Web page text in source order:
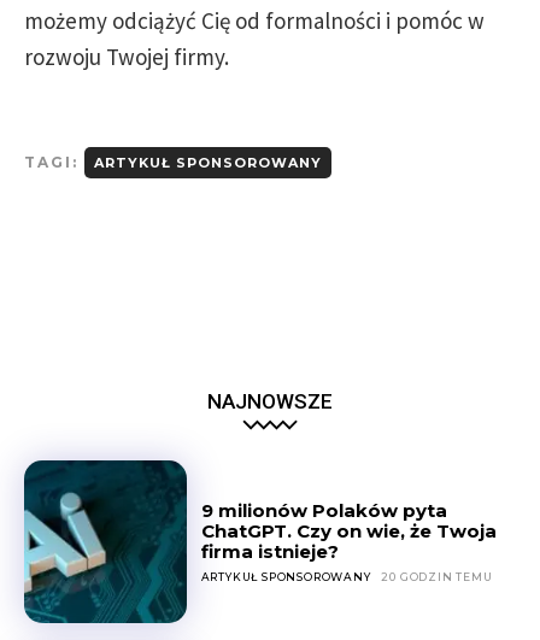
możemy odciążyć Cię od formalności i pomóc w
rozwoju Twojej firmy.
TAGI: ARTYKUŁ SPONSOROWANY
NAJNOWSZE
9 milionów Polaków pyta
ChatGPT. Czy on wie, że Twoja
firma istnieje?
ARTYKUŁ SPONSOROWANY 20 GODZIN TEMU